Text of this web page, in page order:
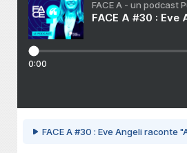
FACE A - un podcast
FACE A #30 :
0:00
FACE A #30 : Eve Angeli raconte